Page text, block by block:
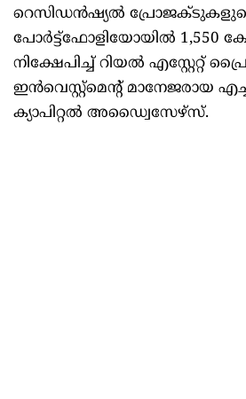
റെസിഡൻഷ്യൽ
പോർട്ട്ഫോളിയോയിൽ 1,550
നിക്ഷേപിച്ച്‌ റിയൽ എസ്റ്റേറ്റ്
ഇൻവെസ്റ്റ്മെന്റ് മാനേജരായ
ക്യാപിറ്റൽ അഡ്വൈസേഴ്സ്.